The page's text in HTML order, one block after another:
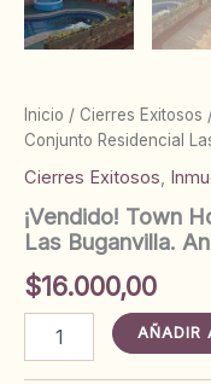
Inicio / Cierres Exitosos
Conjunto Residencial
Cierres Exitosos,
¡Vendido! Town
Las Buganvilla.
$16.000,00
Town
AÑADIR